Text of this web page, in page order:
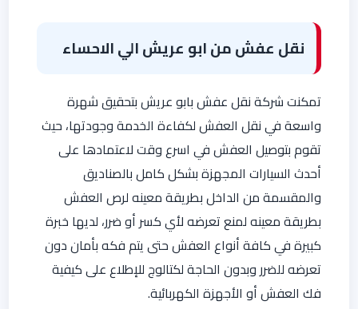
نقل عفش من ابو عريش الي الاحساء
تمكنت شركة نقل عفش بابو عريش بتحقيق شهرة
واسعة في نقل العفش لكفاءة الخدمة وجودتها، حيث
تقوم بتوصيل العفش في اسرع وقت لاعتمادها على
أحدث السيارات المجهزة بشكل كامل بالصناديق
والمقسمة من الداخل بطريقة معينه لرص العفش
بطريقة معينه لمنع تعرضه لأي كسر أو ضرر، لديها خبرة
كبيرة في كافة أنواع العفش حتى يتم فكه بأمان دون
تعرضه للضرر وبدون الحاجة لكتالوج للإطلاع على كيفية
فك العفش أو الأجهزة الكهربائية.